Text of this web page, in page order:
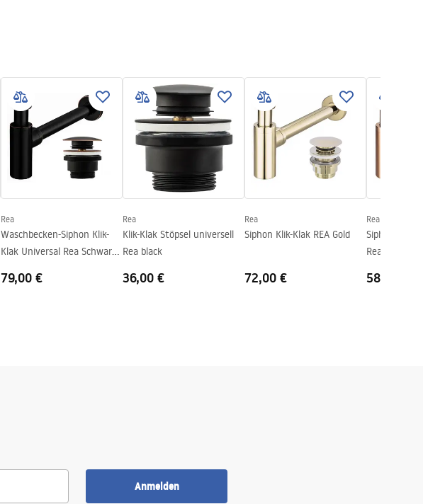
Rea
Waschbecken-Siphon Klik-
Klak Universal Rea Schwarz
79,00 €
Rea
Klik-Klak Stöpsel universell
Rea black
36,00 €
Rea
Siphon Klik-Klak REA Gold
72,00 €
Rea
Siphon
Rea rose gold
58,00 €
Anmelden